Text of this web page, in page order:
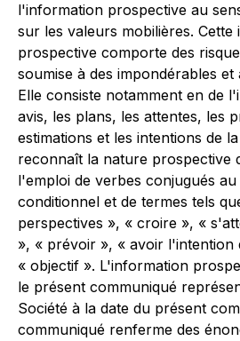
l'information prospective au
sur les valeurs mobilières. Cette
prospective comporte des
soumise à des impondérables et
Elle consiste notamment en de
avis, les plans, les attentes, les
estimations et les intentions de
reconnaît la nature prospective
l'emploi de verbes conjugués
conditionnel et de termes tels
perspectives », « croire », «
», « prévoir », « avoir l'intention
« objectif ». L'information
le présent communiqué
Société à la date du présent
communiqué renferme des